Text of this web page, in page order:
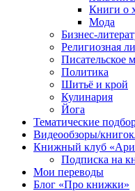
Книги о
Мода
Бизнес-
Религиозная
Писательское
Политика
Шитьё и крой
Кулинария
Йога
Тематические
Видеообзоры/
Книжный клуб
Подписка на
Мои переводы
Блог «Про книжки»